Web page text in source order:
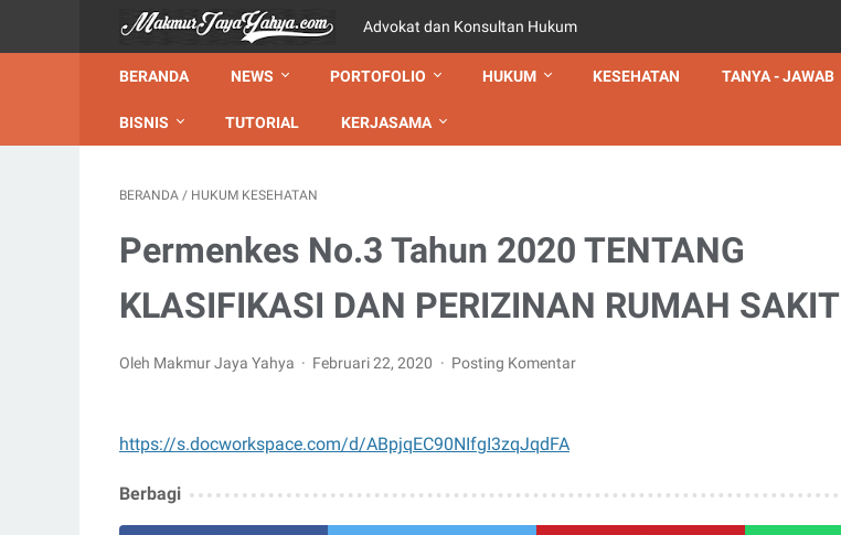
Advokat dan Konsultan Hukum
BERANDA NEWS PORTOFOLIO HUKUM KESEHATAN TANYA - JAWAB
BISNIS TUTORIAL KERJASAMA
BERANDA / HUKUM KESEHATAN
Permenkes No.3 Tahun 2020 TENTANG
KLASIFIKASI DAN PERIZINAN RUMAH SAKIT
Oleh Makmur Jaya Yahya Februari 22, 2020 Posting Komentar
https://s.docworkspace.com/d/ABpjqEC90NIfgI3zqJqdFA
Berbagi